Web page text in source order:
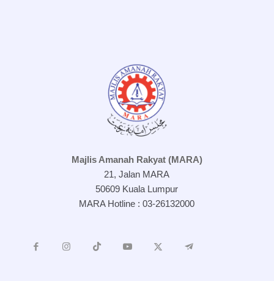
Majlis Amanah Rakyat (MARA)
21, Jalan MARA
50609 Kuala Lumpur
MARA Hotline : 03-26132000